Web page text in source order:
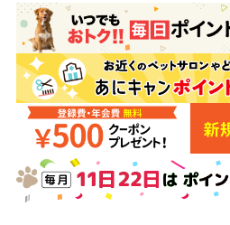
小動物・鳥
ドッグフード
美容・ケア用品
会員登録
あにまるキャンパスについて
アフターサービス
商品リクエスト